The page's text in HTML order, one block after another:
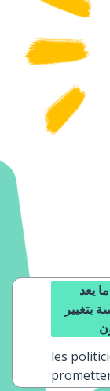
يعد
بتغيير
les